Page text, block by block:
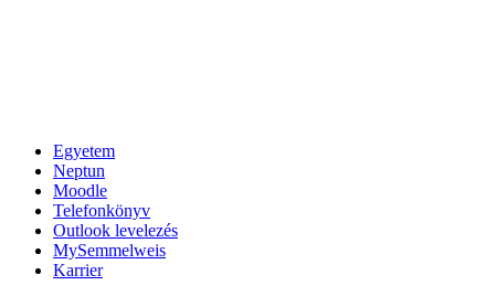
Egyetem
Neptun
Moodle
Telefonkönyv
Outlook levelezés
MySemmelweis
Karrier